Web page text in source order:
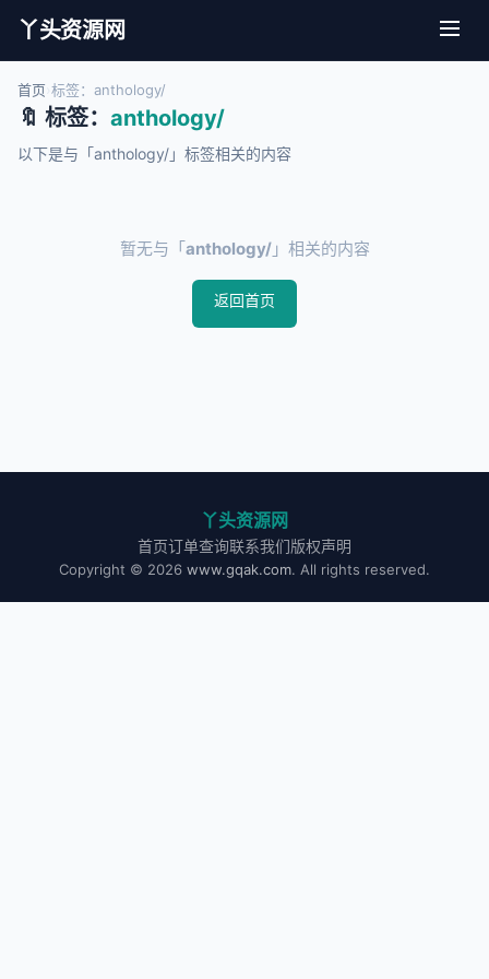
丫头资源网
首页 标签：anthology/
🔖 标签： anthology/
以下是与「anthology/」标签相关的内容
暂无与「anthology/」相关的内容
返回首页
丫头资源网
首页订单查询联系我们版权声明
Copyright © 2026 www.gqak.com. All rights reserved.